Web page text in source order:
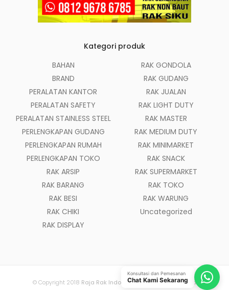
Kategori produk
BAHAN
BRAND
PERALATAN KANTOR
PERALATAN SAFETY
PERALATAN STAINLESS STEEL
PERLENGKAPAN GUDANG
PERLENGKAPAN RUMAH
PERLENGKAPAN TOKO
RAK ARSIP
RAK BARANG
RAK BESI
RAK CHIKI
RAK DISPLAY
RAK GONDOLA
RAK GUDANG
RAK JUALAN
RAK LIGHT DUTY
RAK MASTER
RAK MEDIUM DUTY
RAK MINIMARKET
RAK SNACK
RAK SUPERMARKET
RAK TOKO
RAK WARUNG
Uncategorized
© Copyright 2018 Raja Rak Indonesia- All Rights Reserved
Konsultasi dan Pemesanan
Chat Kami Sekarang